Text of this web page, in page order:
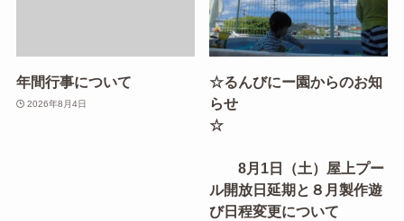
年間行事について
2026年8月4日
☆るんびにー園からのお知
らせ
☆
8月1日（土）屋上プー
ル開放日延期と８月製作遊
び日程変更について